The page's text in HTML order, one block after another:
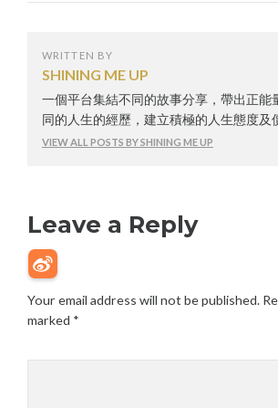
WRITTEN BY
SHINING ME UP
一個平台集結不同的故事分享，帶出正能
同的人生的經歷，建立積極的人生態度及
VIEW ALL POSTS BY SHINING ME UP
Leave a Reply
Your email address will not be published.
marked *